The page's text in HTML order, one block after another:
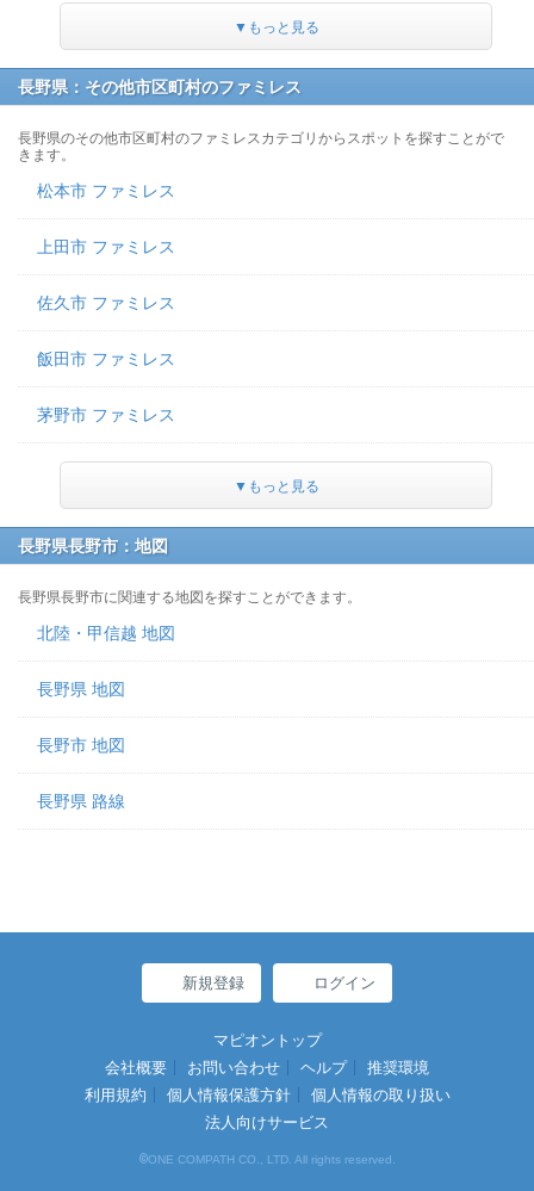
▼もっと見る
長野県：その他市区町村のファミレス
長野県のその他市区町村のファミレスカテゴリからスポットを探すことがで
きます。
松本市 ファミレス
上田市 ファミレス
佐久市 ファミレス
飯田市 ファミレス
茅野市 ファミレス
▼もっと見る
長野県長野市：地図
長野県長野市に関連する地図を探すことができます。
北陸・甲信越 地図
長野県 地図
長野市 地図
長野県 路線
新規登録 ログイン
マピオントップ
会社概要
お問い合わせ ヘルプ
推奨環境
利用規約
個人情報保護方針
個人情報の取り扱い
法人向けサービス
©ONE COMPATH CO., LTD. All rights reserved.